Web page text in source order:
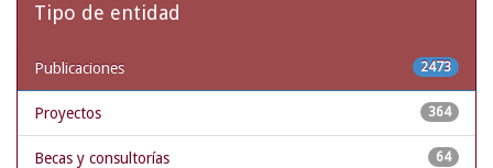
Tipo de entidad
2473
Publicaciones
364
Proyectos
64
Becas y consultorías